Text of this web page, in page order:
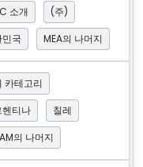
소개
(주)
국
MEA의 나머지
카테고리
헨티나
칠레
의 나머지